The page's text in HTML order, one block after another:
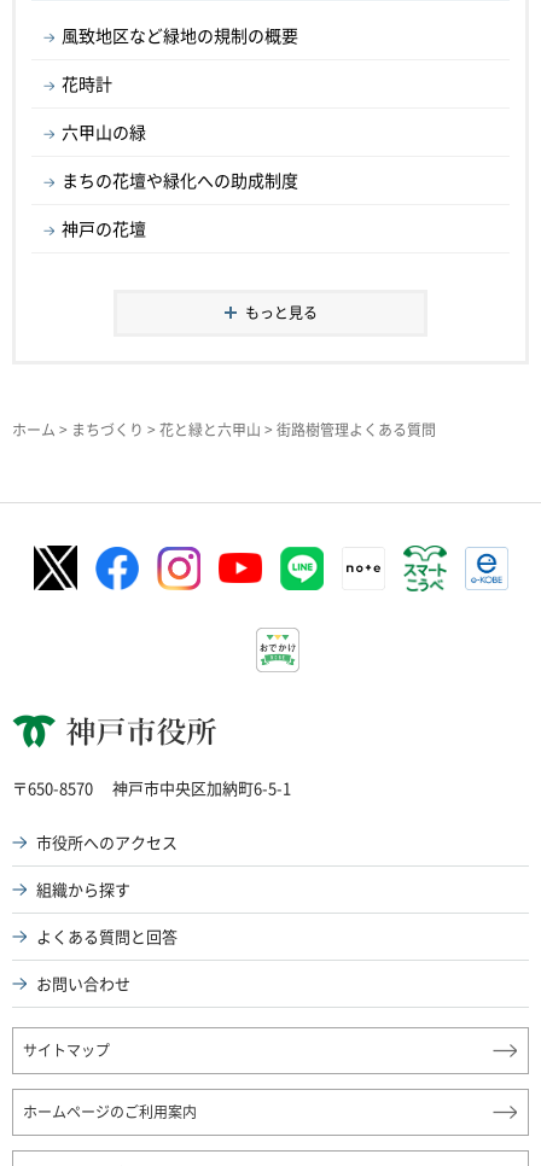
風致地区など緑地の規制の概要
花時計
六甲山の緑
まちの花壇や緑化への助成制度
神戸の花壇
もっと見る
ホーム > まちづくり > 花と緑と六甲山 > 街路樹管理よくある質問
神戸市役所
〒650-8570 神戸市中央区加納町6-5-1
市役所へのアクセス
組織から探す
よくある質問と回答
お問い合わせ
サイトマップ
ホームページのご利用案内